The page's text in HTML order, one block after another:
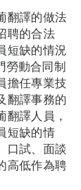
翻譯的做法
聘的合法
短缺的情況
勞動合同制
擔任專業技
翻譯事務的
譯人員，
短缺的情
口試、面談
高低作為聘